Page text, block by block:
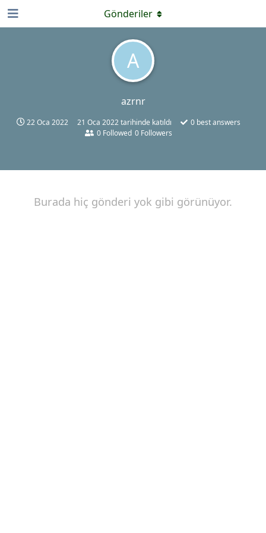
A
azrnr
22 Oca 2022 21 Oca 2022tarihinde katıldı 0 best answers
0 Followed 0 Followers
Gönderiler
Burada hiç gönderi yok gibi görünüyor.